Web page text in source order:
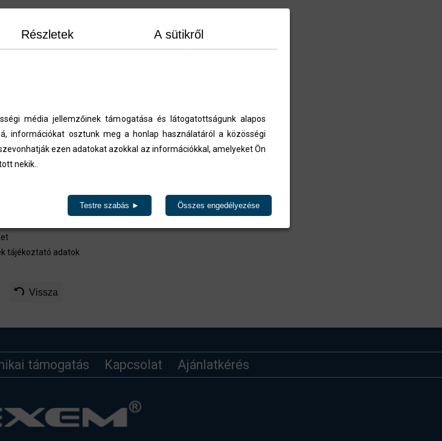
átmérő
tömeg (kb.)
mm kN
kg/100 m
18 181
129
22 271
193
tájékoztató adatok
Vissza
támogatás Kapcsolat Ajánlatkérés
Részletek A sütikről
média jellemzőinek támogatása és látogatottságunk alapos
információkat osztunk meg a honlap használatáról a közösségi
ezen adatokat azokkal az információkkal, amelyeket Ön
nekik..
Testre szabás ► Összes engedélyezése